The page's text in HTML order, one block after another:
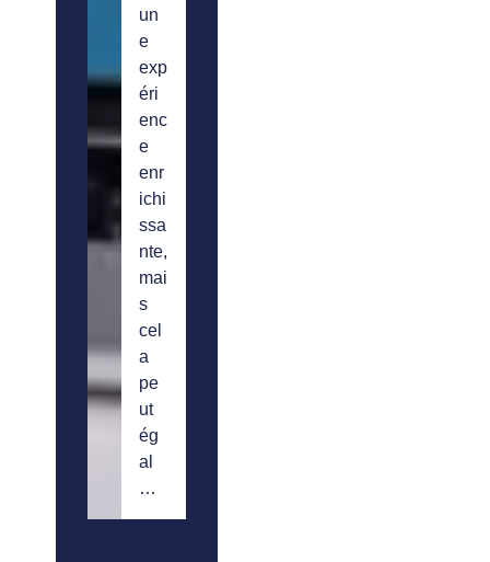
un
e
exp
éri
enc
e
enr
ichi
ssa
nte,
mai
s
cel
a
pe
ut
ég
al
…